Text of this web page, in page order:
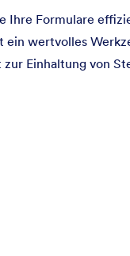
Ihre Formulare
ein wertvolles
Einhaltung von